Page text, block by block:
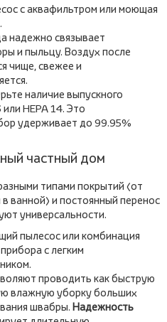
с аквафильтром или моющая
надежно связывает
и пыльцу. Воздух после
чище, свежее и
наличие выпускного
HEPA 14. Это
удерживает до 99.95%
частный дом
типами покрытий (от
ванной) и постоянный перенос
универсальности.
пылесос или комбинация
с легким
проводить как быструю
влажную уборку больших
швабры. Надежность